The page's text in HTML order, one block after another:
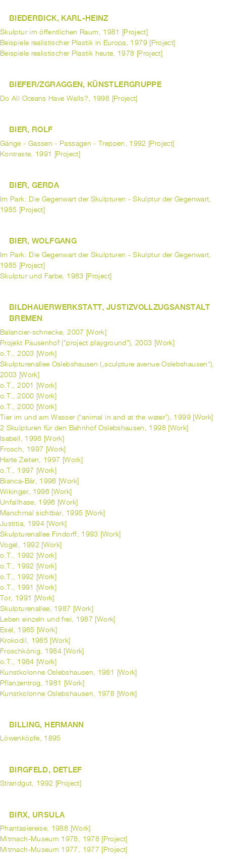
BIEDERBICK, KARL-HEINZ
Skulptur im öffentlichen Raum, 1981 [Project]
Beispiele realistischer Plastik in Europa, 1979 [Project]
Beispiele realistischer Plastik heute, 1978 [Project]
BIEFER/ZGRAGGEN, KÜNSTLERGRUPPE
Do All Oceans Have Walls?, 1998 [Project]
BIER, ROLF
Gänge - Gassen - Passagen - Treppen, 1992 [Project]
Kontraste, 1991 [Project]
BIER, GERDA
Im Park: Die Gegenwart der Skulpturen - Skulptur der Gegenwart,
1985 [Project]
BIER, WOLFGANG
Im Park: Die Gegenwart der Skulpturen - Skulptur der Gegenwart,
1985 [Project]
Skulptur und Farbe, 1983 [Project]
BILDHAUERWERKSTATT, JUSTIZVOLLZUGSANSTALT
BREMEN
Balancier-schnecke, 2007 [Work]
Projekt Pausenhof ("project playground"), 2003 [Work]
o.T., 2003 [Work]
Skulpturenallee Oslebshausen („sculpture avenue Oslebshausen“),
2003 [Work]
o.T., 2001 [Work]
o.T., 2000 [Work]
o.T., 2000 [Work]
Tier im und am Wasser (“animal in and at the water”), 1999 [Work]
2 Skulpturen für den Bahnhof Oslebshausen, 1998 [Work]
Isabell, 1998 [Work]
Frosch, 1997 [Work]
Harte Zeiten, 1997 [Work]
o.T., 1997 [Work]
Bianca-Bär, 1996 [Work]
Wikinger, 1996 [Work]
Unfallhase, 1996 [Work]
Manchmal sichtbar, 1995 [Work]
Justitia, 1994 [Work]
Skulpturenallee Findorff, 1993 [Work]
Vogel, 1992 [Work]
o.T., 1992 [Work]
o.T., 1992 [Work]
o.T., 1992 [Work]
o.T., 1991 [Work]
Tor, 1991 [Work]
Skulpturenallee, 1987 [Work]
Leben einzeln und frei, 1987 [Work]
Esel, 1985 [Work]
Krokodil, 1985 [Work]
Froschkönig, 1984 [Work]
o.T., 1984 [Work]
Kunstkolonne Oslebshausen, 1981 [Work]
Pflanzentrog, 1981 [Work]
Kunstkolonne Oslebshausen, 1978 [Work]
BILLING, HERMANN
Löwenköpfe, 1895
BIRGFELD, DETLEF
Strandgut, 1992 [Project]
BIRX, URSULA
Phantasiereise, 1988 [Work]
Mitmach-Museum 1978, 1978 [Project]
Mitmach-Museum 1977, 1977 [Project]